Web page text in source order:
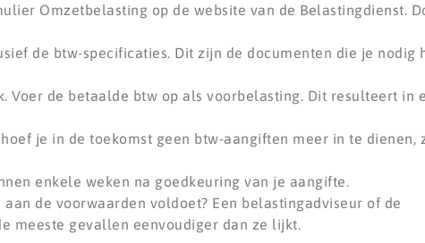
Omzetbelasting op de website van de Belastingdienst.
de btw-specificaties. Dit zijn de documenten die je nodig
Voer de betaalde btw op als voorbelasting. Dit resulteert in
je in de toekomst geen btw-aangiften meer in te dienen,
enkele weken na goedkeuring van je aangifte.
de voorwaarden voldoet? Een belastingadviseur of de
meeste gevallen eenvoudiger dan ze lijkt.